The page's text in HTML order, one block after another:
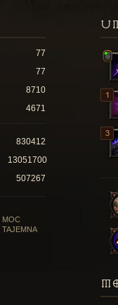
77
77
8710
4671
830412
13051700
507267
MOC
TAJEMNA